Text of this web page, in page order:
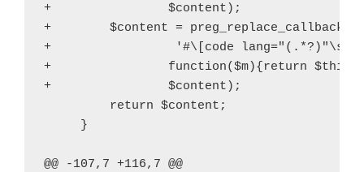
+                $content);
+        $content = preg_replace_callback(
+                 '#\[code
+                function($m){return $this-
+                $content);
         return $content;
     }
@@ -107,7 +116,7 @@
沖縄県立図書館 横断検索
琉球大学付属図書館
琉球大学工学部
琉球大学工学部機械システム工学科